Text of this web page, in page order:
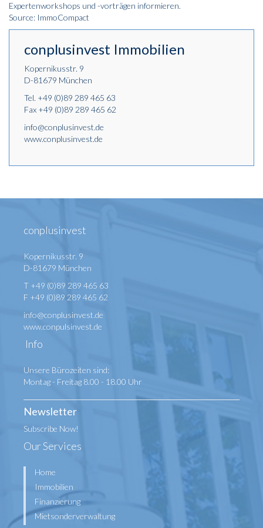
Expertenworkshops und -vorträgen informieren.
Source: ImmoCompact
conplusinvest Immobilien
Kopernikusstr. 9
D-81679 München
Tel. +49 (0)89 289 465 63
Fax +49 (0)89 289 465 62
info@conplusinvest.de
www.conplusinvest.de
conplusinvest
Kopernikusstr. 9
D-81679 München
T +49 (0)89 289 465 63
F +49 (0)89 289 465 62
info@conplusinvest.de
www.conpulsinvest.de
Info
Unsere Bürozeiten sind:
Montag - Freitag 8.00 - 18.00 Uhr
Newsletter
Subscribe Now!
Our Services
Home
Immobilien
Finanzierung
Mietsonderverwaltung